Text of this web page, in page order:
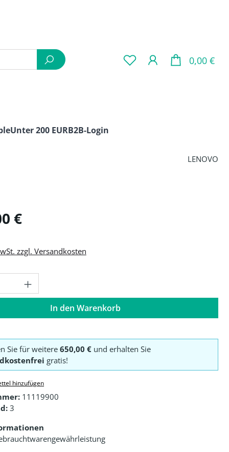
0,00 €
Unter 200 EURB2B-Login
LENOVO
€
zzgl. Versandkosten
Anzahl: Gib den gewünschten Wert
In den Warenkorb
Sie für weitere 650,00 €und erhalten Sie
gratis!
hinzufügen
11119900
3